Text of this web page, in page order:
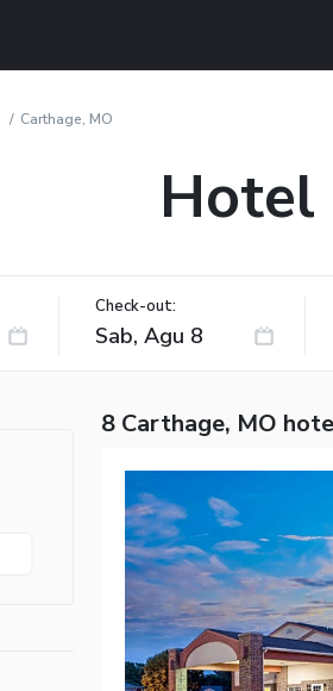
Carthage, MO
Hotel
Check-out:
8 Carthage, MO